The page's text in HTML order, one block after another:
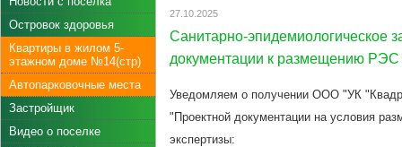
Островок здоровья
Квартиры в жилом 5-
этажном доме №14(стр)
Автопарковочные места
Застройщик
Видео о поселке
27.10.2025
Санитарно-эпидемиологическое
документации к размещению РЭС
Уведомляем о получении ООО "УК
"Проектной документации на условия
экспертизы: